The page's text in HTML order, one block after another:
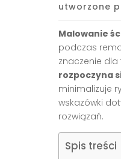
utworzone
Malowanie
podczas
znaczenie dla
rozpoczyna
minimalizuje
wskazówki
rozwiązań.
Spis treści